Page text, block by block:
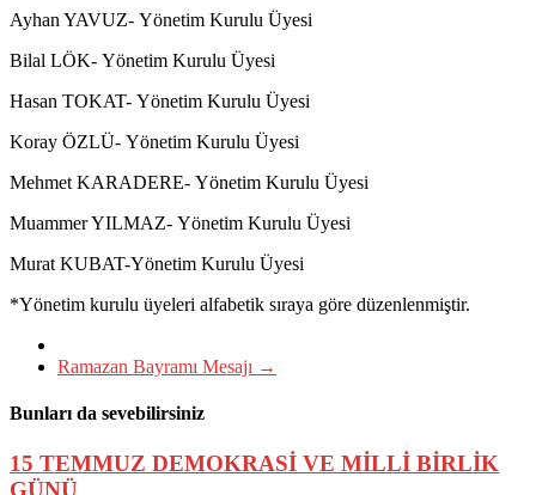
Ayhan YAVUZ- Yönetim Kurulu Üyesi
Bilal LÖK- Yönetim Kurulu Üyesi
Hasan TOKAT- Yönetim Kurulu Üyesi
Koray ÖZLÜ- Yönetim Kurulu Üyesi
Mehmet KARADERE- Yönetim Kurulu Üyesi
Muammer YILMAZ- Yönetim Kurulu Üyesi
Murat KUBAT-Yönetim Kurulu Üyesi
*Yönetim kurulu üyeleri alfabetik sıraya göre düzenlenmiştir.
Ramazan Bayramı Mesajı →
Bunları da sevebilirsiniz
15 TEMMUZ DEMOKRASİ VE MİLLİ BİRLİK
GÜNÜ